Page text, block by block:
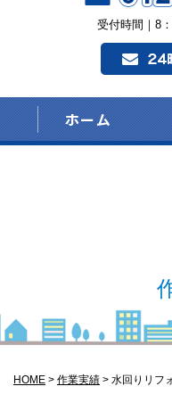
受付時間｜8
HOME > 作業実績 > 水回りリフ